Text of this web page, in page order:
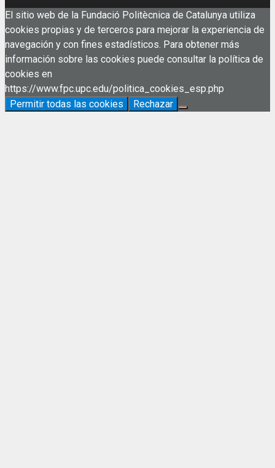
El sitio web de la Fundació Politècnica de Catalunya utiliza
cookies propias y de terceros para mejorar la experiencia de
navegación y con fines estadísticos. Para obtener más
información sobre las cookies puede consultar la política de
cookies en
https://www.fpc.upc.edu/politica_cookies_esp.php
Permitir todas las cookies
Rechazar